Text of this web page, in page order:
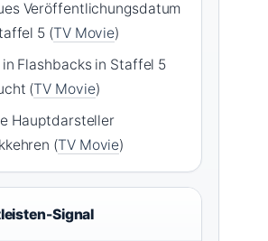
Veröffentlichungsdatum
5 (TV Movie)
in Flashbacks in Staffel 5
(TV Movie)
Hauptdarsteller
(TV Movie)
Signal